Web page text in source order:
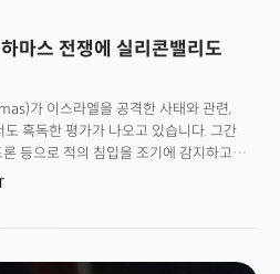
마스 전쟁에 실리콘밸리도
가 이스라엘을 공격한 사태와 관련,
혹독한 평가가 나오고 있습니다. 그간
등으로 적의 침입을 조기에 감지하고
하고, 정부를 국방 업무에 이를 도입,
지 못한 탓입니다.지난 7일 가자지구를
려졌죠. 9일(현지시각) 로이터통신은